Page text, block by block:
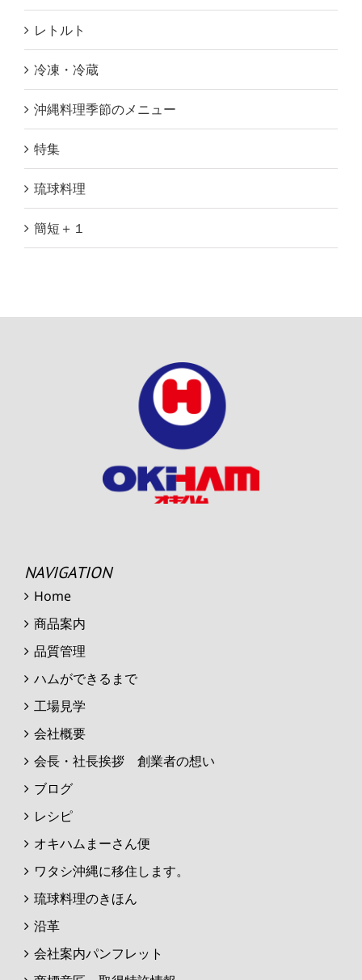
レトルト
冷凍・冷蔵
沖縄料理季節のメニュー
特集
琉球料理
簡短＋１
NAVIGATION
Home
商品案内
品質管理
ハムができるまで
工場見学
会社概要
会長・社長挨拶 創業者の想い
ブログ
レシピ
オキハムまーさん便
ワタシ沖縄に移住します。
琉球料理のきほん
沿革
会社案内パンフレット